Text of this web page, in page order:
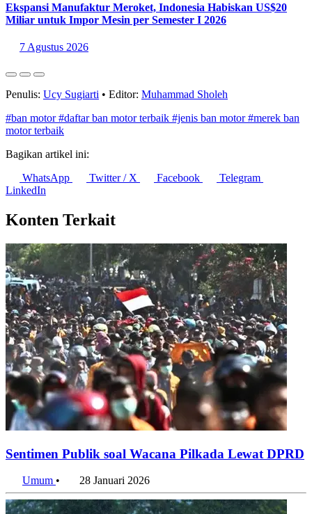
Ekspansi Manufaktur Meroket, Indonesia Habiskan US$20
Miliar untuk Impor Mesin per Semester I 2026
7 Agustus 2026
Penulis: Ucy Sugiarti • Editor: Muhammad Sholeh
#ban motor#daftar ban motor terbaik #jenis ban motor#merek ban
motor terbaik
Bagikan artikel ini:
WhatsApp
Twitter / X Facebook
Telegram
LinkedIn
Konten Terkait
Sentimen Publik soal Wacana Pilkada Lewat DPRD
Umum • 28 Januari 2026